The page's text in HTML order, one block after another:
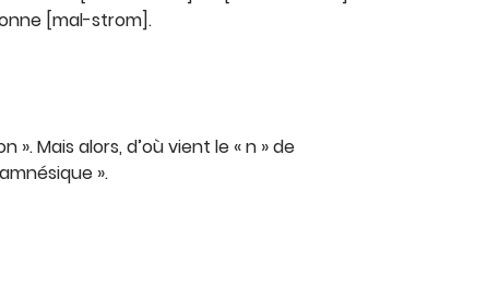
[mal-strom].
Mais alors, d’où vient le « n » de
».